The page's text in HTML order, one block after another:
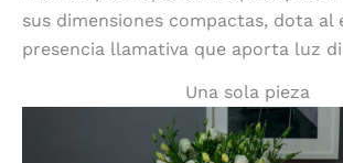
sus dimensiones compactas, dota al
presencia llamativa que aporta luz
Una sola pieza